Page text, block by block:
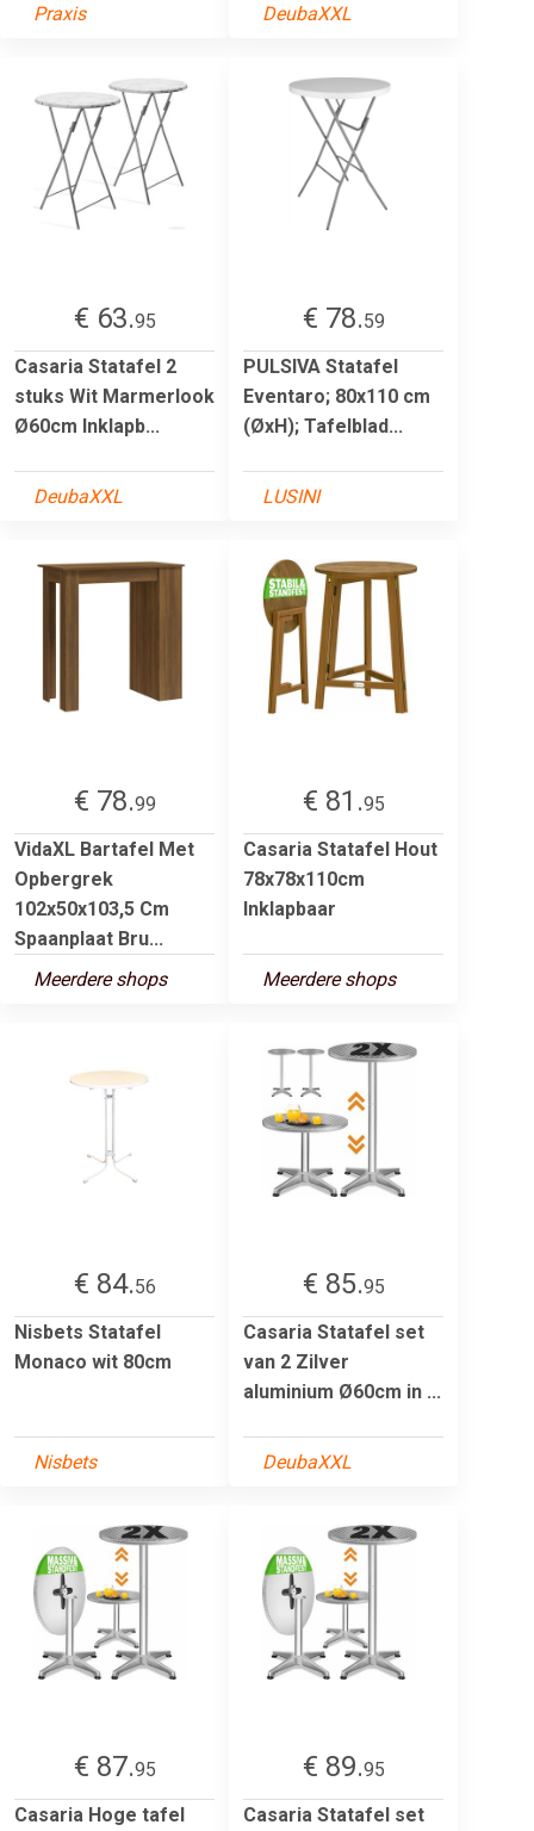
Praxis DeubaXXL
€ 63.95
Casaria Statafel 2
stuks Wit Marmerlook
Ø60cm Inklapb...
DeubaXXL
€ 78.59
PULSIVA Statafel
Eventaro; 80x110 cm
(ØxH); Tafelblad...
LUSINI
€ 78.99
VidaXL Bartafel Met
Opbergrek
102x50x103,5 Cm
Spaanplaat Bru...
Meerdere shops
€ 81.95
Casaria Statafel Hout
78x78x110cm
Inklapbaar
Meerdere shops
€ 84.56
Nisbets Statafel
Monaco wit 80cm
Nisbets
€ 85.95
Casaria Statafel set
van 2 Zilver
aluminium Ø60cm in ...
DeubaXXL
€ 87.95
Casaria Hoge tafel
€ 89.95
Casaria Statafel set